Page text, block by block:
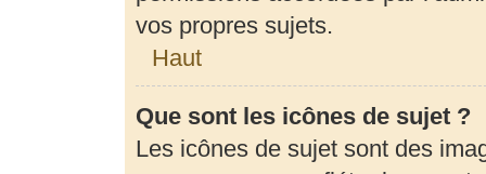
vos propres sujets.
Haut
Que sont les icônes de sujet ?
Les icônes de sujet sont des